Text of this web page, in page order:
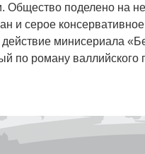
Общество поделено на
и серое
минисериала
по роману валлийского